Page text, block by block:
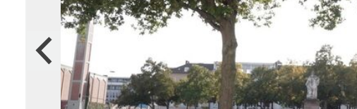
Vorherige